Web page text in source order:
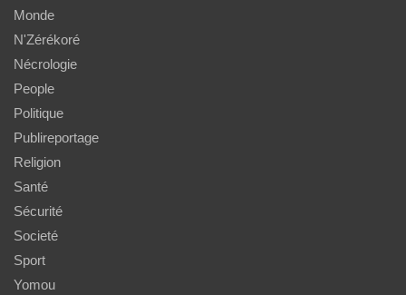
Monde
N'Zérékoré
Nécrologie
People
Politique
Publireportage
Religion
Santé
Sécurité
Societé
Sport
Yomou